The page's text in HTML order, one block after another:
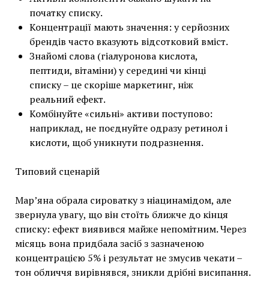
початку списку.
Концентрації мають значення: у серйозних
брендів часто вказують відсотковий вміст.
Знайомі слова (гіалуронова кислота,
пептиди, вітаміни) у середині чи кінці
списку – це скоріше маркетинг, ніж
реальний ефект.
Комбінуйте «сильні» активи поступово:
наприклад, не поєднуйте одразу ретинол і
кислоти, щоб уникнути подразнення.
Типовий сценарій
Мар’яна обрала сироватку з ніацинамідом, але
звернула увагу, що він стоїть ближче до кінця
списку: ефект виявився майже непомітним. Через
місяць вона придбала засіб з зазначеною
концентрацією 5% і результат не змусив чекати –
тон обличчя вирівнявся, зникли дрібні висипання.